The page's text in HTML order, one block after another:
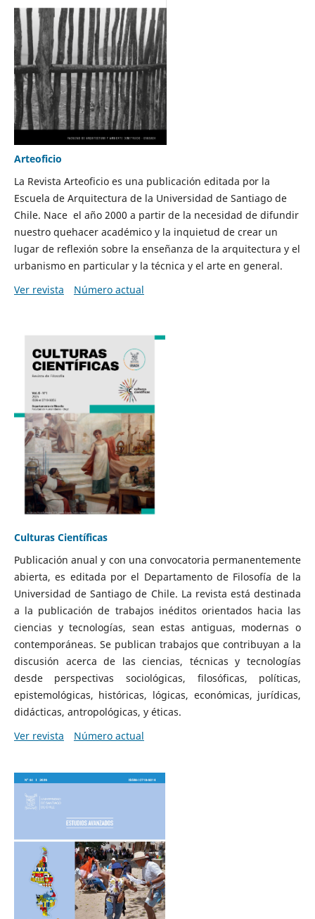
Arteoficio
La Revista Arteoficio es una publicación editada por la
Escuela de Arquitectura de la Universidad de Santiago de
Chile. Nace el año 2000 a partir de la necesidad de difundir
nuestro quehacer académico y la inquietud de crear un
lugar de reflexión sobre la enseñanza de la arquitectura y el
urbanismo en particular y la técnica y el arte en general.
Ver revista
Número actual
Culturas Científicas
Publicación anual y con una convocatoria permanentemente
abierta, es editada por el Departamento de Filosofía de la
Universidad de Santiago de Chile. La revista está destinada
a la publicación de trabajos inéditos orientados hacia las
ciencias y tecnologías, sean estas antiguas, modernas o
contemporáneas. Se publican trabajos que contribuyan a la
discusión acerca de las ciencias, técnicas y tecnologías
desde perspectivas sociológicas, filosóficas, políticas,
epistemológicas, históricas, lógicas, económicas, jurídicas,
didácticas, antropológicas, y éticas.
Ver revista
Número actual